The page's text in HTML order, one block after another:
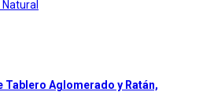
Tablero Aglomerado y Ratán,